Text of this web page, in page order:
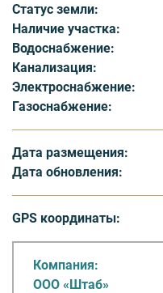
находится р. Нева, где
летний день или
а так же половить рыбу.
- За поселком, всего в
лес, где всегда можно
красотой или
Статус земли:
Наличие участка:
Водоснабжение:
Канализация:
Электроснабжение:
Газоснабжение:
Дата размещения:
Дата обновления:
GPS координаты:
Компания:
ООО «Штаб»